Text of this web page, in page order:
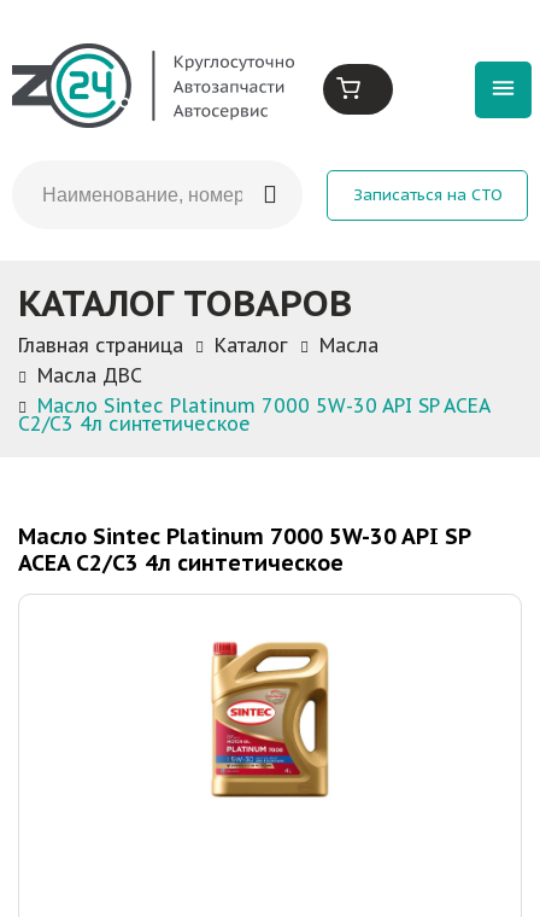
Записаться на СТО
КАТАЛОГ ТОВАРОВ
Главная страница Каталог
Масла
Масла ДВС
Масло Sintec Platinum 7000 5W-30 API SP ACEA
C2/C3 4л синтетическое
Масло Sintec Platinum 7000 5W-30 API SP
ACEA C2/C3 4л синтетическое